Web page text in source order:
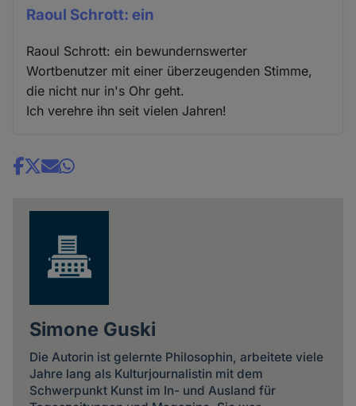
Raoul Schrott: ein
Raoul Schrott: ein bewundernswerter
Wortbenutzer mit einer überzeugenden Stimme,
die nicht nur in's Ohr geht.
Ich verehre ihn seit vielen Jahren!
Share
Simone Guski
Die Autorin ist gelernte Philosophin, arbeitete viele
Jahre lang als Kulturjournalistin mit dem
Schwerpunkt Kunst im In- und Ausland für